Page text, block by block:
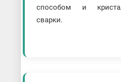
способом и
сварки.